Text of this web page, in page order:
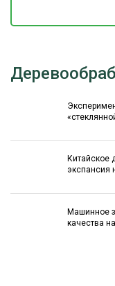
Китайское
экспансия
Машинное
качества